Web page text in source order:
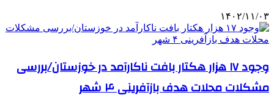
۱۴۰۲/۱۱/۰۳
وجود ۱۷ هزار هکتار بافت ناکارآمد در خوزستان/بررسی
مشکلات محلات هدف بازآفرینی ۴ شهر